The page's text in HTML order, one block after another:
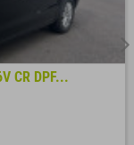
CR DPF...